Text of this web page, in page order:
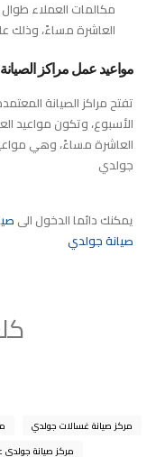
مكالمات العملاء
العاشرة مساءً، وذلك
مواعيد عمل مراكز
تفتح مراكز الصيانة
الأسبوع، وتكون مواعيد
العاشرة مساءً، وهي
جولدي
يمكنك دائما الدخول الى
صيانة جولدي
مركز صيانة غسالات جولدي
مركز صيانة جولدي